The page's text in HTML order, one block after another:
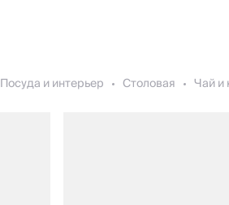
Посуда и интерьер Столовая Чай и